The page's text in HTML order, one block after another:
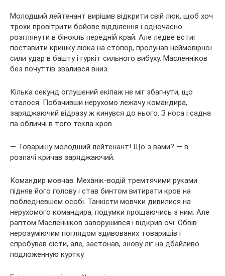
Молодший лейтенант вирішив відкрити свій люк, щоб хоч
трохи провітрити бойове відділення і одночасно
розглянути в бінокль передній край. Але ледве встиг
поставити кришку люка на стопор, пролунав неймовірної
сили удар в башту і гуркіт сильного вибуху. Масленніков
без почуттів звалився вниз.
Кілька секунд оглушений екіпаж не міг збагнути, що
сталося. Побачивши нерухомо лежачу командира,
заряджаючий відразу ж кинувся до нього. З носа і садна
па обличчі в того текла кров.
— Товаришу молодший лейтенант! Що з вами? — в
розпачі кричав заряджаючий.
Командир мовчав. Механік-водій тремтячими руками
підняв його голову і став бинтом витирати кров на
побледневшем особі. Танкісти мовчки дивилися на
нерухомого командира, подумки прощаючись з ним. Але
раптом Масленніков заворушився і відкрив очі. Обвів
нерозуміючим поглядом здивованих товаришів і
спробував сісти, але, застонав, знову ліг на дбайливо
подложенную куртку.